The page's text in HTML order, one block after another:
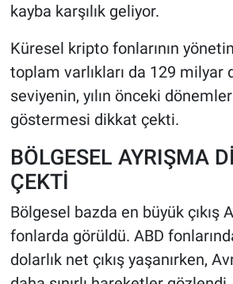
kayba karşılık geliyor.
Küresel kripto fonlarının
toplam varlıkları da 129 milyar
seviyenin, yılın önceki
göstermesi dikkat çekti.
BÖLGESEL AYRIŞMA
ÇEKTİ
Bölgesel bazda en büyük çıkış
fonlarda görüldü. ABD
dolarlık net çıkış yaşanırken,